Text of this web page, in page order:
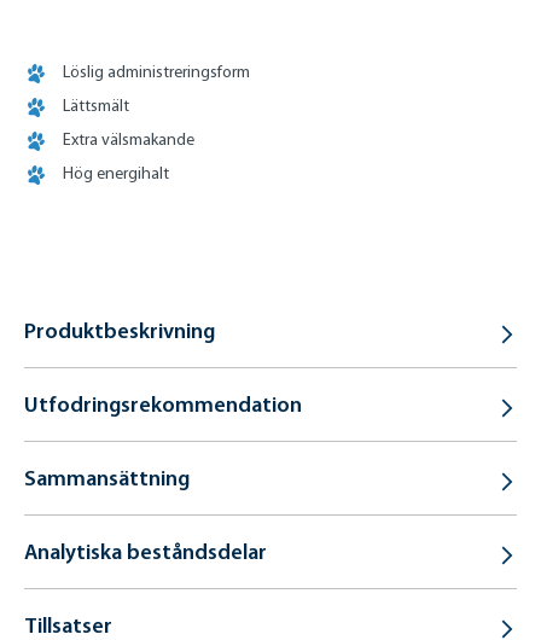
Löslig administreringsform
Lättsmält
Extra välsmakande
Hög energihalt
Produktbeskrivning
Utfodringsrekommendation
Sammansättning
Analytiska beståndsdelar
Tillsatser